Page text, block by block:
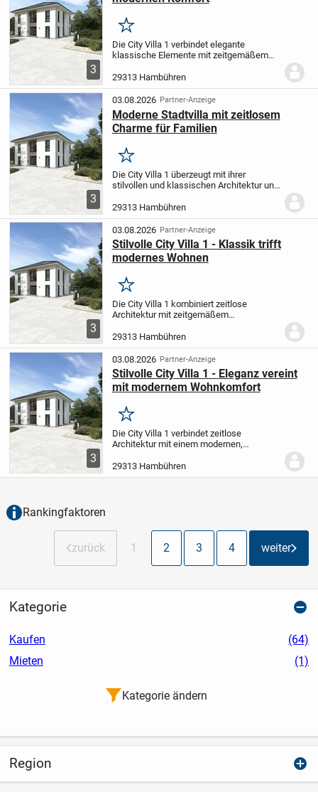
3
Merken
Die City Villa 1 verbindet elegante
klassische Elemente mit zeitgemäßem
Wohn- und Essbereich steht Ihnen viel
Raum zur Verfügung, um gemeinsam mit
Familie und...
29313 Hambühren
3
03.08.2026 Partner-Anzeige
Moderne Stadtvilla mit zeitlosem
Charme für Familien
Merken
Die City Villa 1 überzeugt mit ihrer
stilvollen und klassischen Architektur und
Familie. Der großzügig gestaltete Wohn-
und Essbereich lädt dazu ein, gemeinsam
mit...
29313 Hambühren
3
03.08.2026 Partner-Anzeige
Stilvolle City Villa 1 - Klassik trifft
modernes Wohnen
Merken
Die City Villa 1 kombiniert zeitlose
Architektur mit zeitgemäßem
Esszimmer schafft eine angenehme
Atmosphäre, in der Ihre Familie
entspannen oder gemeinsame...
29313 Hambühren
3
03.08.2026 Partner-Anzeige
Stilvolle City Villa 1 - Eleganz vereint
mit modernem Wohnkomfort
Merken
Die City Villa 1 verbindet zeitlose
Architektur mit einem modernen,
offene Wohn- und Essbereich bietet viel
Platz für die Familie und ist perfekt
29313 Hambühren
Rankingfaktoren
zurück 1 2 3 4 weiter
Kategorie
Kaufen
(64)
Mieten
(1)
Kategorie ändern
Region